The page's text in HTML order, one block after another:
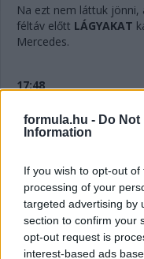
formula.hu - Do Not
Information
If you wish to opt-out
processing of your
targeted advertising by
section to confirm your
opt-out request is
interest-based ads
Na ezt nem láttuk jönni,
féltáv előtt LÁGYAKAT
Mercedes.
17:48
jobb elsőjét, így aztán
helyre jön vissza.
közepeseket.
17:47
Piastriról nem ejtettünk
hat másodperccel